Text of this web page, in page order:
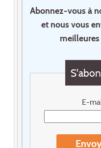
Abonnez-vous à
et nous vous
E-
Piscine couverte
Piscine extérieure
Plongeur
Restaurant
Roomservice
Sèche cheveux
Utilisateurs de